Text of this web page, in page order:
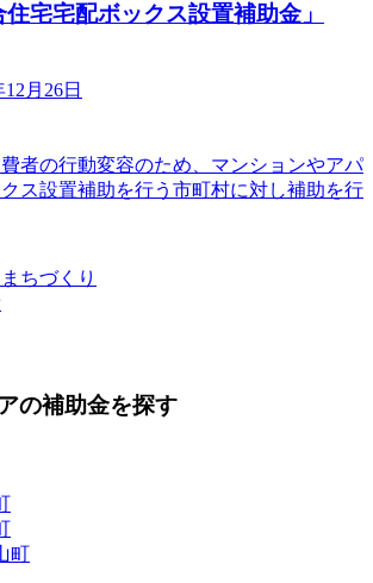
宅宅配ボックス設置補助金」
月26日
者の行動変容のため、マンションやアパ
ス設置補助を行う市町村に対し補助を行
ちづくり
の補助金を探す
町